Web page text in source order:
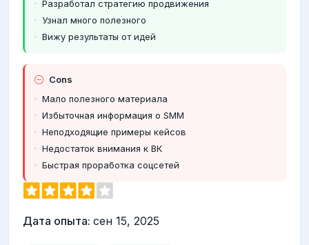
Разработал стратегию продвижения
Узнал много полезного
Вижу результаты от идей
Cons
Мало полезного материала
Избыточная информация о SMM
Неподходящие примеры кейсов
Недостаток внимания к ВК
Быстрая проработка соцсетей
Дата опыта: сен 15, 2025